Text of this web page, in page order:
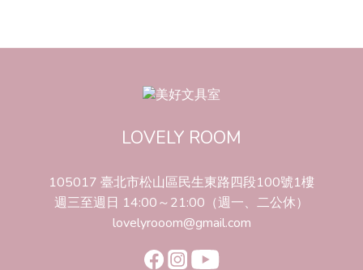
LOVELY ROOM
105017 臺北市松山區民生東路四段100號1樓
週三至週日 14:00～21:00（週一、二公休）
lovelyrooom@gmail.com